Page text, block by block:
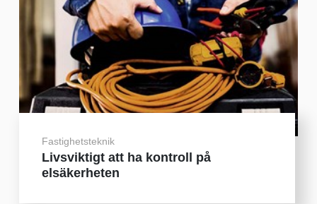
Fastighetsteknik
Livsviktigt att ha kontroll på
elsäkerheten